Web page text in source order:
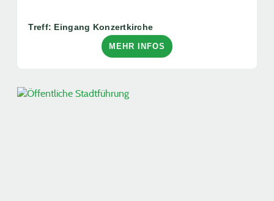
Treff: Eingang Konzertkirche
MEHR INFOS